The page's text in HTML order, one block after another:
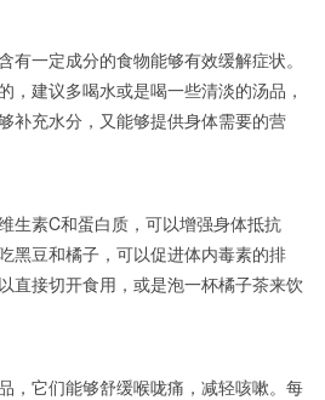
一定成分的食物能够有效缓解症状。
，建议多喝水或是喝一些清淡的汤品，
补充水分，又能够提供身体需要的营
素C和蛋白质，可以增强身体抵抗
黑豆和橘子，可以促进体内毒素的排
直接切开食用，或是泡一杯橘子茶来饮
它们能够舒缓喉咙痛，减轻咳嗽。每